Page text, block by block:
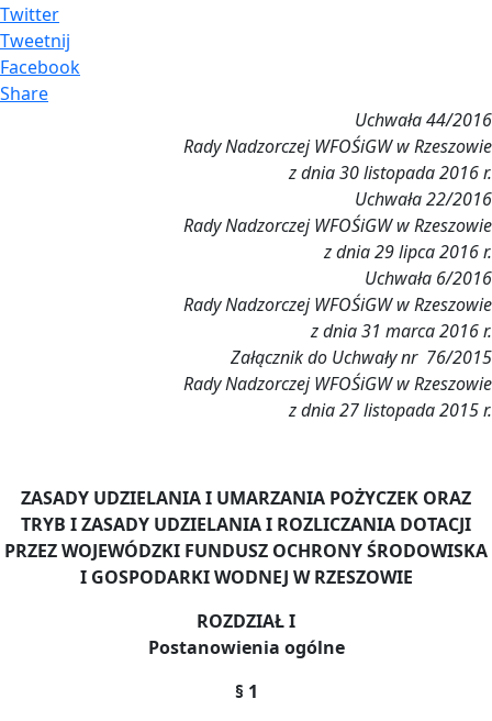
Twitter
Tweetnij
Facebook
Share
Uchwała 44/2016
Rady Nadzorczej WFOŚiGWw Rzeszowie
z dnia 30 listopada 2016 r.
Uchwała 22/2016
Rady Nadzorczej WFOŚiGWw Rzeszowie
z dnia 29 lipca 2016 r.
Uchwała 6/2016
Rady Nadzorczej WFOŚiGWw Rzeszowie
z dnia 31 marca 2016 r.
Załącznik do Uchwały nr 76/2015
Rady Nadzorczej WFOŚiGWw Rzeszowie
z dnia 27 listopada 2015 r.
ZASADY UDZIELANIA I UMARZANIA POŻYCZEK ORAZ
TRYB I ZASADY UDZIELANIA I ROZLICZANIA DOTACJI
PRZEZ WOJEWÓDZKI FUNDUSZ OCHRONY ŚRODOWISKA
I GOSPODARKI WODNEJ W RZESZOWIE
ROZDZIAŁ I
Postanowienia ogólne
§ 1